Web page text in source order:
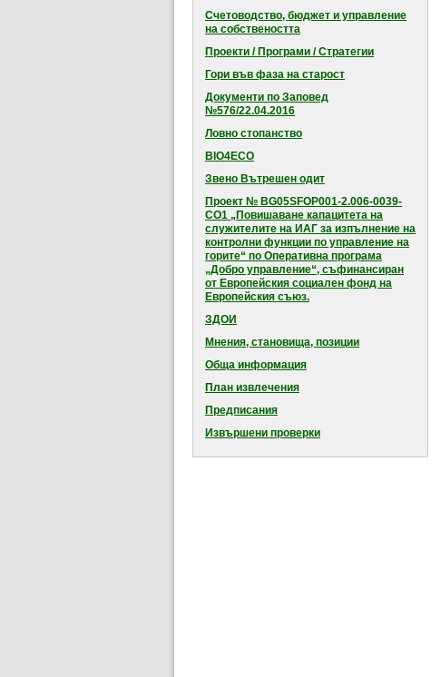
Счетоводство, бюджет и управление
на собствеността
Проекти / Програми / Стратегии
Гори във фаза на старост
Документи по Заповед
№576/22.04.2016
Ловно стопанство
BIO4ECO
Звено Вътрешен одит
Проект № BG05SFOP001-2.006-0039-
CO1 „Повишаване капацитета на
служителите на ИАГ за изпълнение на
контролни функции по управление на
горите“ по Оперативна програма
„Добро управление“, съфинансиран
от Европейския социален фонд на
Европейския съюз.
ЗДОИ
Мнения, становища, позиции
Обща информация
План извлечения
Предписания
Извършени проверки